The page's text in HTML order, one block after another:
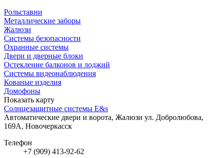
Рольставни
Металлические заборы
Жалюзи
Системы безопасности
Охранные системы
Двери и дверные блоки
Остекление балконов и лоджий
Системы видеонаблюдения
Кованые изделия
Домофоны
Показать карту
Солнцезащитные системы E&s
Автоматические двери и ворота, Жалюзи ул. Добролюбова,
169А, Новочеркасск
Телефон
+7 (909) 413-92-62